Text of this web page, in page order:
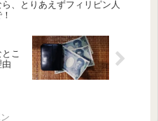
、とりあえずフィリピン人
こ